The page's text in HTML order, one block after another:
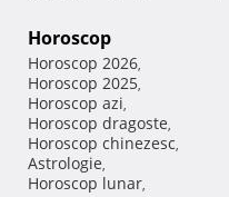
Horoscop
Horoscop 2026,
Horoscop 2025,
Horoscop azi,
Horoscop dragoste,
Horoscop chinezesc,
Astrologie,
Horoscop lunar,